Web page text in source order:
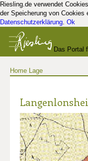
Riesling.de verwendet
der Speicherung von Cookies
Datenschutzerklärung. Ok
Das Portal
Home Lage